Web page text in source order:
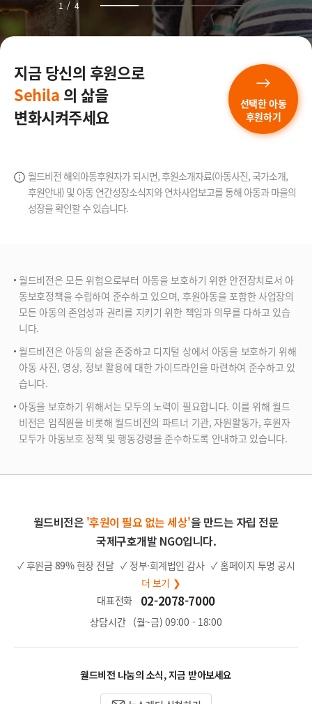
1 / 4
지금 당신의 후원으로
Sehila 의 삶을
변화시켜주세요
월드비전 해외아동후원자가 되시면, 후원소개자료(아동사진, 국가소개,
후원안내) 및 아동 연간성장소식지와연차사업보고를 통해 아동과 마을의
성장을 확인할 수 있습니다.
선택한 아동
후원하기
월드비전은 모든 위험으로부터 아동을 보호하기 위한 안전장치로서 아
동보호정책을 수립하여 준수하고 있으며, 후원아동을 포함한 사업장의
모든 아동의 존엄성과 권리를 지키기 위한 책임과 의무를 다하고 있습
니다.
월드비전은 아동의 삶을 존중하고 디지털 상에서 아동을 보호하기 위해
아동 사진, 영상, 정보 활용에 대한 가이드라인을 마련하여 준수하고 있
습니다.
아동을 보호하기 위해서는 모두의 노력이 필요합니다. 이를 위해 월드
비전은 임직원을 비롯해 월드비전의 파트너 기관, 자원활동가, 후원자
모두가 아동보호 정책 및 행동강령을 준수하도록 안내하고 있습니다.
월드비전은 '후원이 필요 없는 세상'을 만드는 자립 전문
국제구호개발 NGO입니다.
✓ 후원금 89%현장 전달 ✓ 정부·회계법인 감사 ✓ 홈페이지 투명 공시
더 보기 ❯
대표전화
02-2078-7000
상담시간 (월~금) 09:00 - 18:00
월드비전 나눔의 소식, 지금 받아보세요